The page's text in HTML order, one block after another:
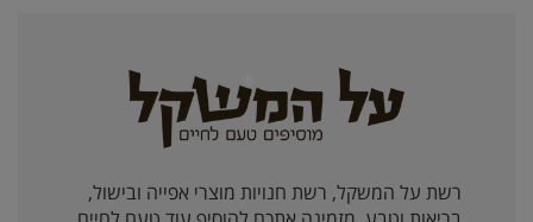
רשת על המשקל, רשת חנויות מוצרי אפייה ובישול,